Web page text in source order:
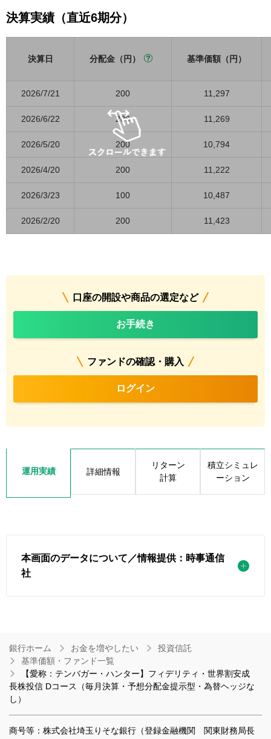
決算実績（直近6期分）
決算日 分配金（円） 基準価額（円）
2026/7/21 200 11,297
2026/6/22 200 11,269
2026/5/20 200 10,794
2026/4/20 200 11,222
2026/3/23 100 10,487
2026/2/20 200 11,423
口座の開設や商品の選定など
お手続き
ファンドの確認・購入
ログイン
運用実績 詳細情報
リターン
計算
積立シミュレ
ーション
本画面のデータについて／情報提供：時事通信
社
銀行ホーム お金を増やしたい
投資信託
基準価額・ファンド一覧
【愛称：テンバガー・ハンター】フィデリティ・世界割安成
長株投信 Dコース（毎月決算・予想分配金提示型・為替ヘッジな
し）
商号等：株式会社埼玉りそな銀行（登録金融機関 関東財務局長